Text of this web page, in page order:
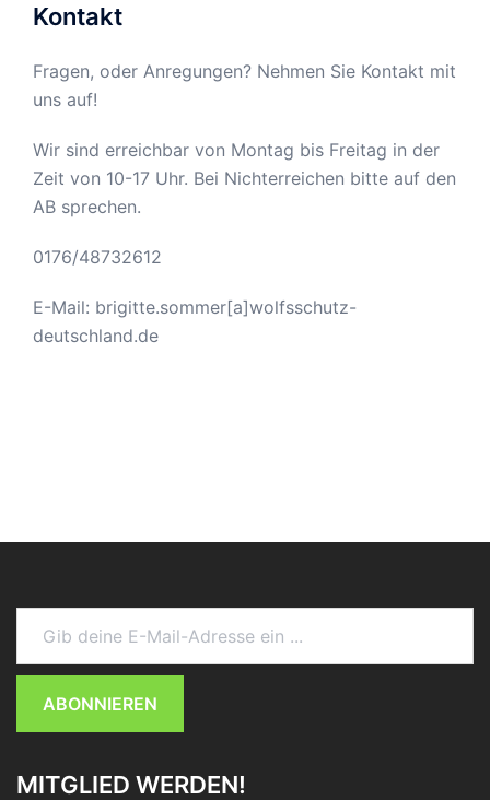
Kontakt
Fragen, oder Anregungen? Nehmen Sie Kontakt mit
uns auf!
Wir sind erreichbar von Montag bis Freitag in der
Zeit von 10-17 Uhr. Bei Nichterreichen bitte auf den
AB sprechen.
0176/48732612
E-Mail: brigitte.sommer[a]wolfsschutz-
deutschland.de
Gib deine E-Mail-Adresse ein ...
ABONNIEREN
MITGLIED WERDEN!